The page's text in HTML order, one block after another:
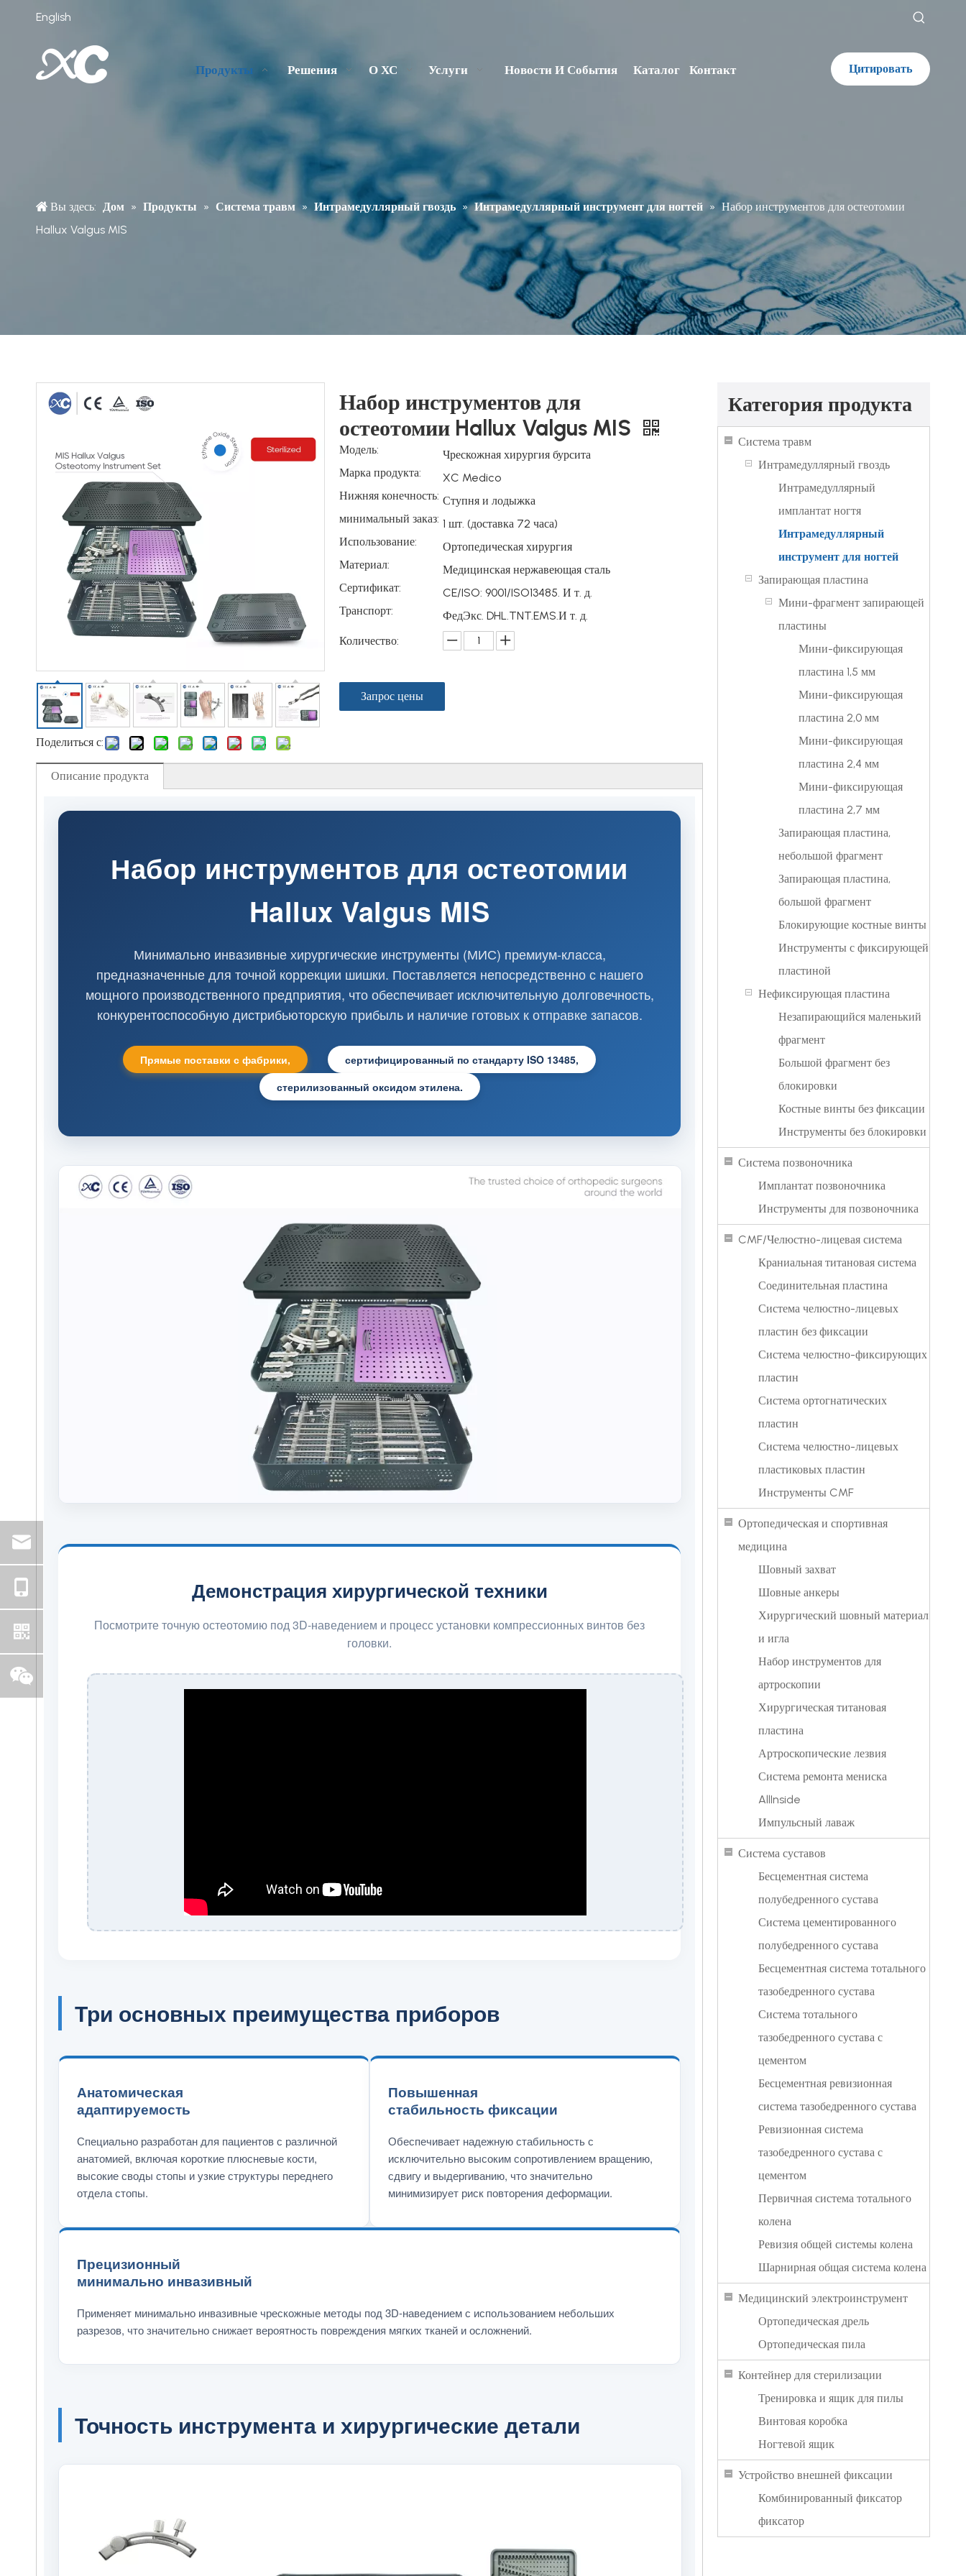
English
Продукты Решения О ХС Услуги Новости И События Каталог Контакт Цитировать
Вы здесь: Дом » Продукты » Система травм » Интрамедуллярный гвоздь » Интрамедуллярный инструмент для ногтей » Набор инструментов для остеотомии
Hallux Valgus MIS
Поделиться с:
Набор инструментов для
остеотомии Hallux Valgus MIS
Модель:
Чрескожная хирургия бурсита
Марка продукта:
XC Medico
Нижняя конечность: Ступня и лодыжка
минимальный заказ: 1 шт. (доставка 72 часа)
Использование:
Ортопедическая хирургия
Материал:
Медицинская нержавеющая сталь
Сертификат:
CE/ISO: 9001/ISO13485. И т. д.
Транспорт:
ФедЭкс. DHL.TNT.EMS.И т. д.
Количество:
Запрос цены
Описание продукта
Набор инструментов для остеотомии
Hallux Valgus MIS
Минимально инвазивные хирургические инструменты (МИС) премиум-класса,
предназначенные для точной коррекции шишки. Поставляется непосредственно с нашего
мощного производственного предприятия, что обеспечивает исключительную долговечность,
конкурентоспособную дистрибьюторскую прибыль и наличие готовых к отправке запасов.
Прямые поставки с фабрики,
сертифицированный по стандарту ISO 13485,
стерилизованный оксидом этилена.
Демонстрация хирургической техники
Посмотрите точную остеотомию под 3D-наведением и процесс установки компрессионных винтов без
головки.
Три основных преимущества приборов
Анатомическая
адаптируемость
Специально разработан для пациентов с различной
анатомией, включая короткие плюсневые кости,
высокие своды стопы и узкие структуры переднего
отдела стопы.
Повышенная
стабильность фиксации
Обеспечивает надежную стабильность с
исключительно высоким сопротивлением вращению,
сдвигу и выдергиванию, что значительно
минимизирует риск повторения деформации.
Прецизионный
минимально инвазивный
Применяет минимально инвазивные чрескожные методы под 3D-наведением с использованием небольших
разрезов, что значительно снижает вероятность повреждения мягких тканей и осложнений.
Точность инструмента и хирургические детали
Категория продукта
Система травм
Интрамедуллярный гвоздь
Интрамедуллярный
имплантат ногтя
Интрамедуллярный
инструмент для ногтей
Запирающая пластина
Мини-фрагмент запирающей
пластины
Мини-фиксирующая
пластина 1,5 мм
Мини-фиксирующая
пластина 2,0 мм
Мини-фиксирующая
пластина 2,4 мм
Мини-фиксирующая
пластина 2,7 мм
Запирающая пластина,
небольшой фрагмент
Запирающая пластина,
большой фрагмент
Блокирующие костные винты
Инструменты с фиксирующей
пластиной
Нефиксирующая пластина
Незапирающийся маленький
фрагмент
Большой фрагмент без
блокировки
Костные винты без фиксации
Инструменты без блокировки
Система позвоночника
Имплантат позвоночника
Инструменты для позвоночника
CMF/Челюстно-лицевая система
Краниальная титановая система
Соединительная пластина
Система челюстно-лицевых
пластин без фиксации
Система челюстно-фиксирующих
пластин
Система ортогнатических
пластин
Система челюстно-лицевых
пластиковых пластин
Инструменты CMF
Ортопедическая и спортивная
медицина
Шовный захват
Шовные анкеры
Хирургический шовный материал
и игла
Набор инструментов для
артроскопии
Хирургическая титановая
пластина
Артроскопические лезвия
Система ремонта мениска
AllInside
Импульсный лаваж
Система суставов
Бесцементная система
полубедренного сустава
Система цементированного
полубедренного сустава
Бесцементная система тотального
тазобедренного сустава
Система тотального
тазобедренного сустава с
цементом
Бесцементная ревизионная
система тазобедренного сустава
Ревизионная система
тазобедренного сустава с
цементом
Первичная система тотального
колена
Ревизия общей системы колена
Шарнирная общая система колена
Медицинский электроинструмент
Ортопедическая дрель
Ортопедическая пила
Контейнер для стерилизации
Тренировка и ящик для пилы
Винтовая коробка
Ногтевой ящик
Устройство внешней фиксации
Комбинированный фиксатор
фиксатор